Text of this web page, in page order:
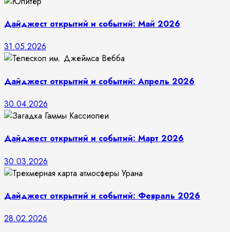
Дайджест открытий и событий: Май 2026
31.05.2026
Дайджест открытий и событий: Апрель 2026
30.04.2026
Дайджест открытий и событий: Март 2026
30.03.2026
Дайджест открытий и событий: Февраль 2026
28.02.2026